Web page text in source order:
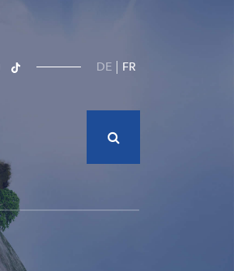
DE FR